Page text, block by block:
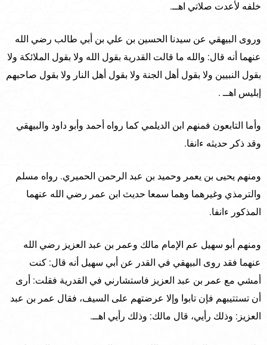
خلفه لأعدت صلاتي اهــ.
وروى البيهقي عن سيدنا الحسين بن علي بن أبي طالب رضي الله
عنهما أنه قال: والله ما قالت القدرية بقول الله ولا بقول الملائكة ولا
بقول النبيين ولا بقول أهل الجنة ولا بقول أهل النار ولا بقول صاحبهم
إبليس اهــ .
وأما التابعون فمنهم ابن الديلمي كما رواه أحمد وأبو داود والبيهقي
وقد ذكر حديثه ءانفا.
ومنهم يحيى بن يعمر وحميد بن عبد الرحمن الحميري. رواه مسلم
والترمذي وغيرهما وهما سمعا حديث ابن عمر رضي الله عنهما
المذكور ءانفا.
ومنهم أبو سهيل عم الإمام مالك وعمر بن عبد العزيز رضي الله
عنهما فقد روى البيهقي في القدر عن أبي سهيل أنه قال: كنت
أمشي مع عمر بن عبد العزيز فاستشارني في القدرية فقلت: أرى
أن تستتيبهم فإن تابوا وإلا عرضتهم على السيف، فقال عمر بن عبد
العزيز: وذلك رأيي، قال مالك: وذلك رأيي اهــ.